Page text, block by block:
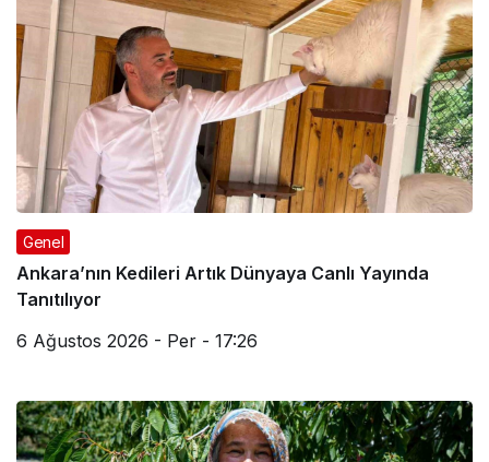
Genel
Ankara’nın Kedileri Artık Dünyaya Canlı Yayında
Tanıtılıyor
6 Ağustos 2026 - Per - 17:26